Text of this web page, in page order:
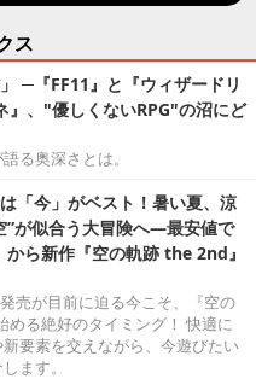
ス
─『FF11』と『ウィザードリ
』、"優しくないRPG"の沼にど
る奥深さとは。
「今」がベスト！暑い夏、涼
”が似合う大冒険へ―最安値で
ら新作『空の軌跡 the 2nd』
売が目前に迫る今こそ、『空の
る絶好のタイミング！ 快適に
要素を交えながら、今遊びたい
ます。